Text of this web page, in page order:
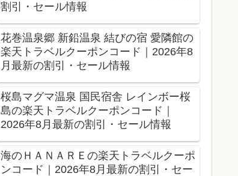
割引・セール情報
花巻温泉郷 新鉛温泉 結びの宿 愛隣館の
楽天トラベルクーポンコード｜2026年8
月最新の割引・セール情報
桜島マグマ温泉 国民宿舎 レインボー桜
島の楽天トラベルクーポンコード｜
2026年8月最新の割引・セール情報
海のＨＡＮＡＲＥの楽天トラベルクーポ
ンコード｜2026年8月最新の割引・セー